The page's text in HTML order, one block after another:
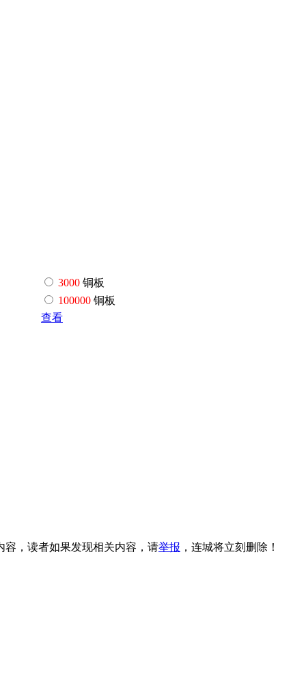
3000 铜板
100000 铜板
查看
容，读者如果发现相关内容，请举报 ，连城将立刻删除！